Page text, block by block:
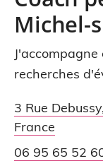
Michel-
recherches
3 Rue Debussy,
France
06 95 65 52